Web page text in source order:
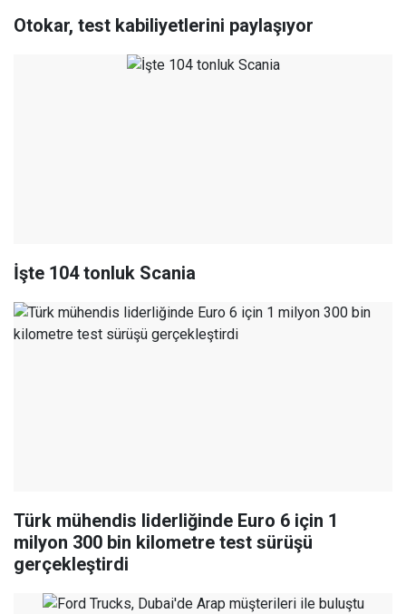
Otokar, test kabiliyetlerini paylaşıyor
İşte 104 tonluk Scania
Türk mühendis liderliğinde Euro 6 için 1
milyon 300 bin kilometre test sürüşü
gerçekleştirdi